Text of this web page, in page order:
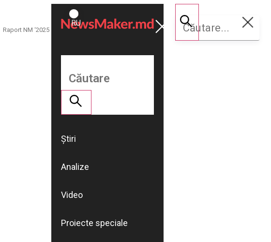
Raport NM ‘2025
ROMÂNĂ
RU
Susține
NM
Știri
Analize
Video
Proiecte speciale